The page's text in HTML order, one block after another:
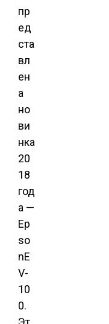
пр
ед
ста
вл
ен
а
но
ви
нка
20
18
год
а —
Ep
so
nE
V-
10
0.